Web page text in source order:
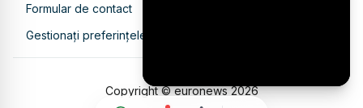
Formular de contact
Gestionați preferințele
Copyright © euronews2026